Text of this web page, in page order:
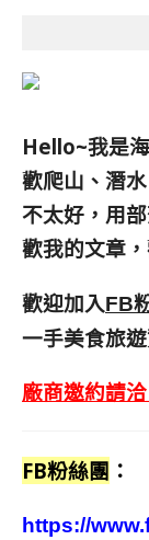
Hello~我是
歡爬山、潛
不太好，用
歡我的文章
歡迎加入FB
一手美食旅遊
廠商邀約請洽
FB粉絲團 ：
https://